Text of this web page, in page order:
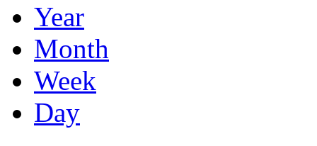
Year
Month
Week
Day